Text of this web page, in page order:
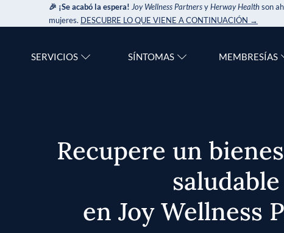
🎉 ¡Se acabó la espera! Joy Wellness PartnersyHerway Healthson
mujeres. DESCUBRE LO QUE VIENE A CONTINUACIÓN →
SERVICIOS SÍNTOMAS MEMBRESÍAS
Recupere un
saludable
en Joy Wellness